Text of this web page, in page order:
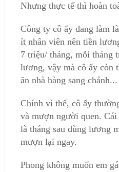
Nhưng thực tế thì hoàn
Công ty cô ấy đang làm
ít nhân viên nên tiền
7 triệu/ tháng, mỗi tháng
lương, vậy mà cô ấy còn
ăn nhà hàng sang chảnh...
Chính vì thế, cô ấy
và mượn người quen. Cái
là tháng sau dùng lương
mượn lại ngay.
Phong không muốn em